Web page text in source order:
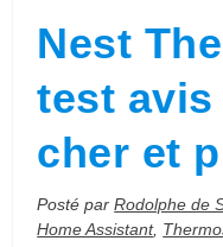
Nest
test
cher et
Posté parRodolphe de
Home Assistant,